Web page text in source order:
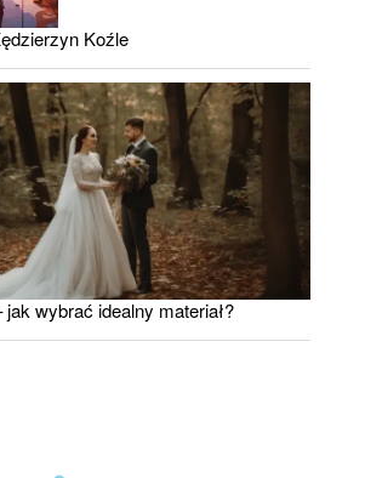
Koźle
wybrać idealny materiał?